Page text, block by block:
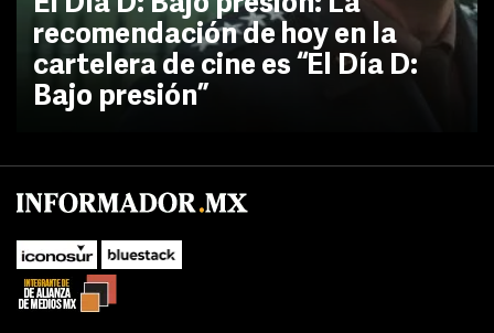
recomendación de hoy en la
cartelera de cine es “El Día D:
Bajo presión”